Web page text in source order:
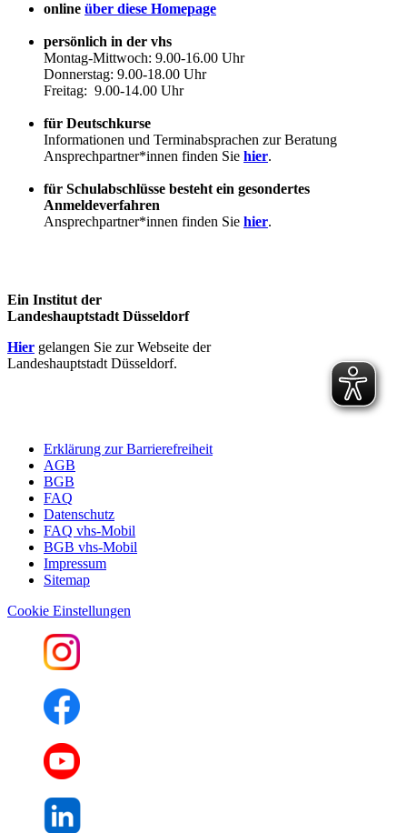
online über diese Homepage
persönlich in der vhs
Montag-Mittwoch: 9.00-16.00 Uhr
Donnerstag: 9.00-18.00 Uhr
Freitag: 9.00-14.00 Uhr
für Deutschkurse
Informationen und Terminabsprachen zur Beratung
Ansprechpartner*innen finden Sie hier.
für Schulabschlüsse besteht ein gesondertes
Anmeldeverfahren
Ansprechpartner*innen finden Sie hier.
Ein Institut der
Landeshauptstadt Düsseldorf
Hier gelangen Sie zur Webseite der
Landeshauptstadt Düsseldorf.
Erklärung zur Barrierefreiheit
AGB
BGB
FAQ
Datenschutz
FAQ vhs-Mobil
BGB vhs-Mobil
Impressum
Sitemap
Cookie Einstellungen